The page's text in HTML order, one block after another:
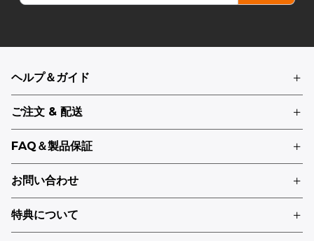
ヘルプ＆ガイド
ご注文 & 配送
FAQ＆製品保証
お問い合わせ
特典について